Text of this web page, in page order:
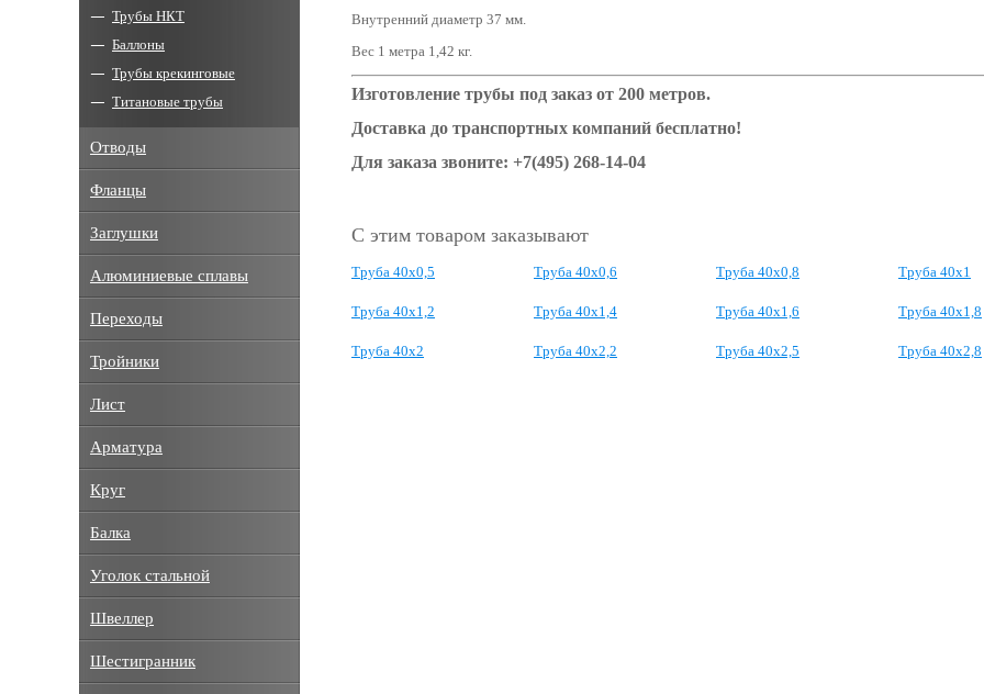
Внутренний диаметр 37 мм.
Вес 1 метра 1,42 кг.
Изготовление трубы под заказ от 200 метров.
Доставка до транспортных компаний бесплатно!
Для заказа звоните: +7(495) 268-14-04
С этим товаром заказывают
Труба 40x0,5 Труба 40x0,6 Труба 40x0,8 Труба 40x1
Труба 40x1,2 Труба 40x1,4 Труба 40x1,6 Труба 40x1,8
Труба 40x2 Труба 40x2,2 Труба 40x2,5 Труба 40x2,8
Трубы НКТ
Баллоны
Трубы крекинговые
Титановые трубы
Отводы
Фланцы
Заглушки
Алюминиевые сплавы
Переходы
Тройники
Лист
Арматура
Круг
Балка
Уголок стальной
Швеллер
Шестигранник